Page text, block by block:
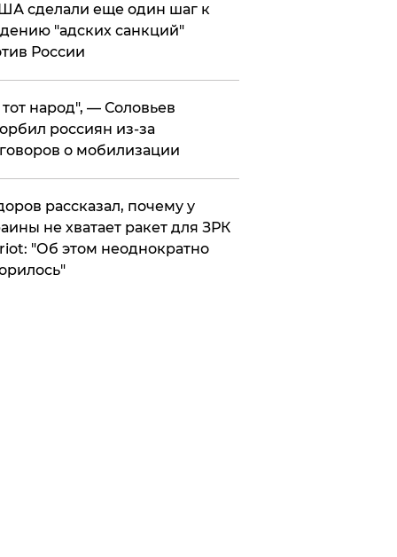
сделали еще один шаг к
"адских санкций"
России
народ", — Соловьев
россиян из-за
о мобилизации
рассказал, почему у
не хватает ракет для ЗРК
"Об этом неоднократно